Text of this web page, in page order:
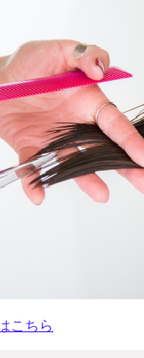
こちら